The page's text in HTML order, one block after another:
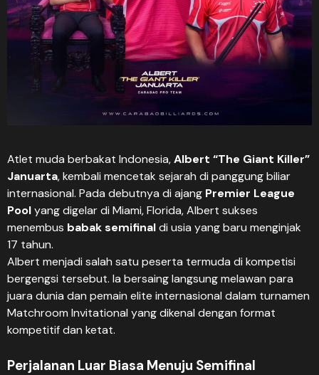
Atlet muda berbakat Indonesia,Albert “The Giant Killer”
Januarta, kembali mencetak sejarah di panggung biliar
internasional. Pada debutnya di ajang Premier League
Poolyang digelar di Miami, Florida, Albert sukses
menembus babak semifinaldi usia yang baru menginjak
17 tahun.
Albert menjadi salah satu peserta termuda di kompetisi
bergengsi tersebut. Ia bersaing langsung melawan para
juara dunia dan pemain elite internasional dalam turnamen
Matchroom Invitational yang dikenal dengan format
kompetitif dan ketat.
Perjalanan Luar Biasa Menuju Semifinal